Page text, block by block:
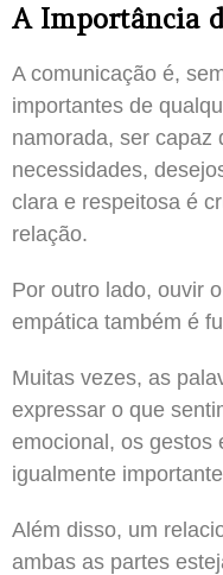
A Importância
A comunicação é,
importantes de
namorada, ser capaz
necessidades,
clara e respeitosa é
relação.
Por outro lado, ouvir
empática também é
Muitas vezes, as
expressar o que
emocional, os gestos
igualmente
Além disso, um
ambas as partes